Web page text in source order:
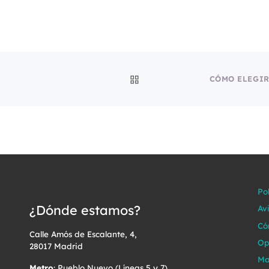
VOLVER A LA LISTA DE
¿Dónde estamos?
Calle Amós de Escalante, 4,
28017 Madrid